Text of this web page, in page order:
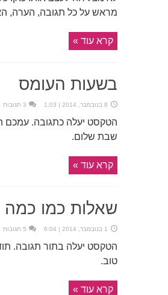
מראש על כל תגובה, הערה,
קרא עוד »
בשעות העומס
8 בנובמבר, 2014 | 1:03 3 תגובות
הטקסט יעלה כתגובה. עמכם
שבת שלום.
קרא עוד »
שאלות כמו כמה
1 בנובמבר, 2014 | 6:04 5 תגובות
הטקסט יעלה בתור תגובה.
טוב.
קרא עוד »